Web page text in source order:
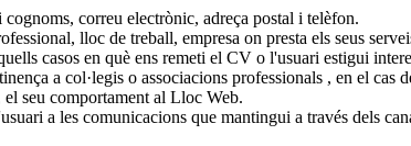
correu electrònic, adreça postal i telèfon.
lloc de treball, empresa on presta els seus
casos en què ens remeti el CV o l'usuari estigui
a col·legis o associacions professionals , en el cas
seu comportament al Lloc Web.
a les comunicacions que mantingui a través dels